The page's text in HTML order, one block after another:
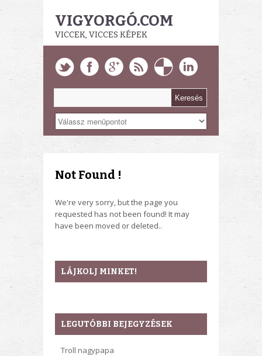
VIGYORGÓ.COM
VICCEK, VICCES KÉPEK
Not Found !
We're very sorry, but the page you
requested has not been found! It may
have been moved or deleted..
LÁJKOLJ MINKET!
LEGUTÓBBI BEJEGYZÉSEK
Troll nagypapa